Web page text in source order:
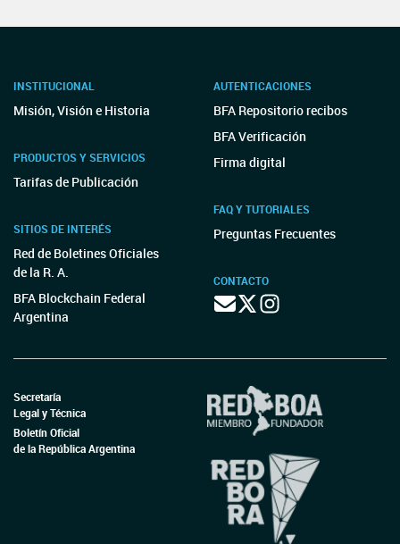
INSTITUCIONAL
Misión, Visión e Historia
PRODUCTOS Y SERVICIOS
Tarifas de Publicación
SITIOS DE INTERÉS
Red de Boletines Oficiales
de la R. A.
BFA Blockchain Federal
Argentina
AUTENTICACIONES
BFA Repositorio recibos
BFA Verificación
Firma digital
FAQ Y TUTORIALES
Preguntas Frecuentes
CONTACTO
Secretaría
Legal y Técnica
Boletín Oficial
de la República Argentina